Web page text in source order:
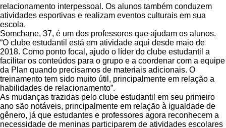
relacionamento interpessoal. Os alunos também conduzem
atividades esportivas e realizam eventos culturais em sua
escola.
Somchane, 37, é um dos professores que ajudam os alunos.
“O clube estudantil está em atividade aqui desde maio de
2018. Como ponto focal, ajudo o líder do clube estudantil a
facilitar os conteúdos para o grupo e a coordenar com a equipe
da Plan quando precisamos de materiais adicionais. O
treinamento tem sido muito útil, principalmente em relação a
habilidades de relacionamento”.
As mudanças trazidas pelo clube estudantil em seu primeiro
ano são notáveis, principalmente em relação à igualdade de
gênero, já que estudantes e professores agora reconhecem a
necessidade de meninas participarem de atividades escolares